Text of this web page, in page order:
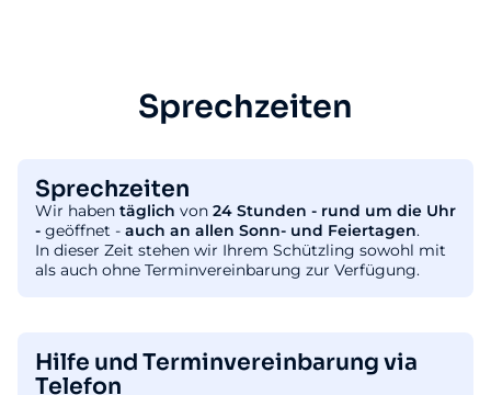
Sprechzeiten
Sprechzeiten
Wir haben täglich von 24 Stunden - rund um die Uhr
- geöffnet - auch an allen Sonn- und Feiertagen.
In dieser Zeit stehen wir Ihrem Schützling sowohl mit
als auch ohne Terminvereinbarung zur Verfügung.
Hilfe und Terminvereinbarung via
Telefon